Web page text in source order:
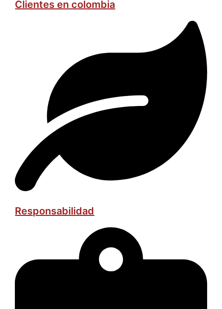
Clientes en colombia
Responsabilidad